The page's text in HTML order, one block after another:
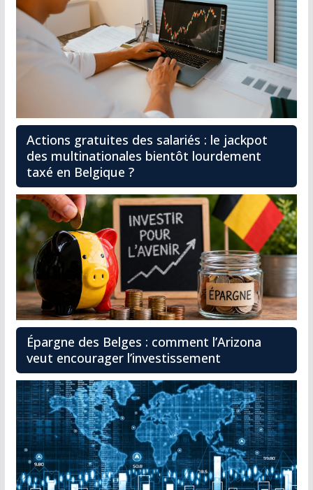
Actions gratuites des salariés : le jackpot
des multinationales bientôt lourdement
taxé en Belgique ?
Épargne des Belges : comment l’Arizona
veut encourager l’investissement